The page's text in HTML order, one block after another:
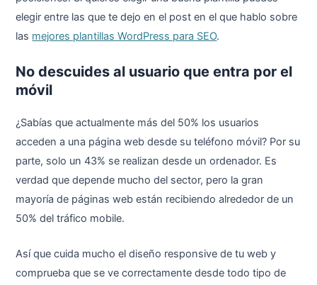
elegir entre las que te dejo en el post en el que hablo sobre
las mejores plantillas WordPress para SEO.
No descuides al usuario que entra por el
móvil
¿Sabías que actualmente más del 50% los usuarios
acceden a una página web desde su teléfono móvil? Por su
parte, solo un 43% se realizan desde un ordenador. Es
verdad que depende mucho del sector, pero la gran
mayoría de páginas web están recibiendo alrededor de un
50% del tráfico mobile.
Así que cuida mucho el diseño responsive de tu web y
comprueba que se ve correctamente desde todo tipo de